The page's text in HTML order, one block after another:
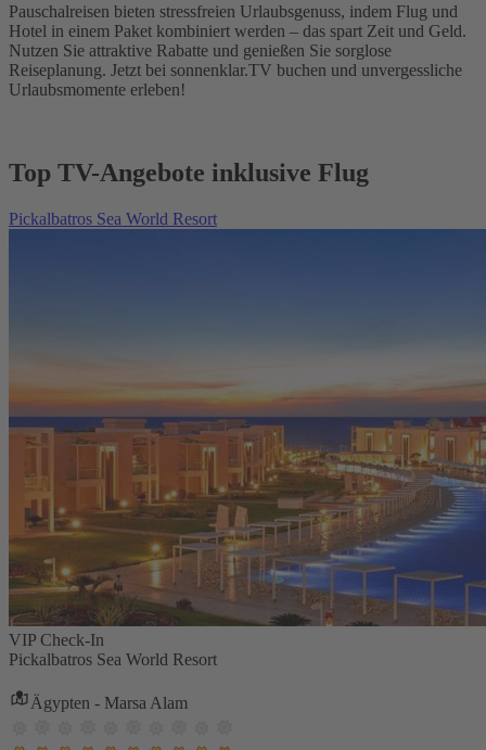
Pauschalreisen bieten stressfreien Urlaubsgenuss, indem Flug und
Hotel in einem Paket kombiniert werden – das spart Zeit und Geld.
Nutzen Sie attraktive Rabatte und genießen Sie sorglose
Reiseplanung. Jetzt bei sonnenklar.TV buchen und unvergessliche
Urlaubsmomente erleben!
Top TV-Angebote inklusive Flug
Pickalbatros Sea World Resort
VIP Check-In
Pickalbatros Sea World Resort
Ägypten - Marsa Alam